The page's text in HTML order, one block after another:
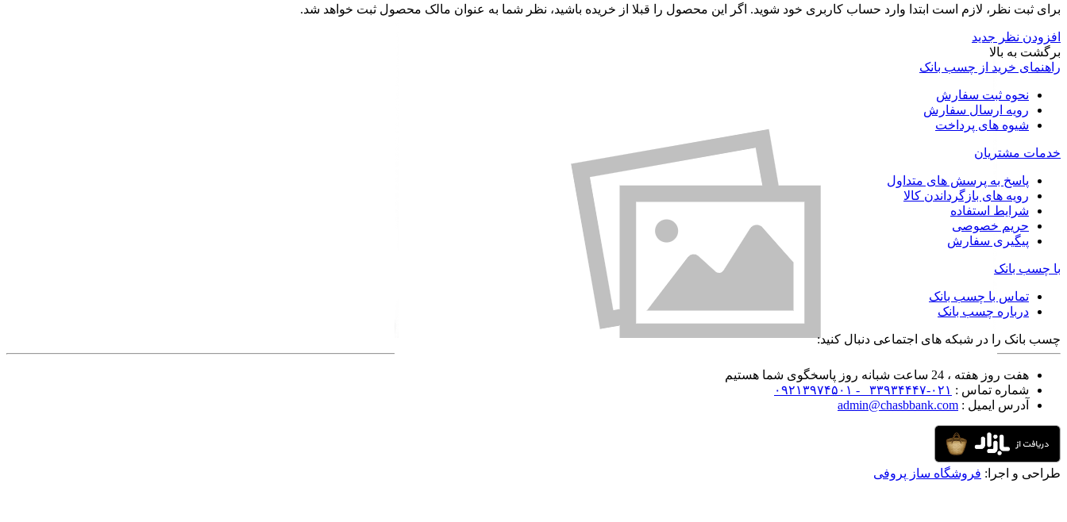
برای ثبت نظر، لازم است ابتدا وارد حساب کاربری خود شوید. اگر این محصول را قبلا از خریده باشید، نظر شما به عنوان مالک محصول ثبت خواهد شد.
افزودن نظر جدید
برگشت به بالا
راهنمای خرید از چسب بانک
نحوه ثبت سفارش
رویه ارسال سفارش
شیوه های پرداخت
خدمات مشتریان
پاسخ به پرسش های متداول
رویه های بازگرداندن کالا
شرایط استفاده
حریم خصوصی
پیگیری سفارش
با چسب بانک
تماس با چسب بانک
درباره چسب بانک
چسب بانک را در شبکه های اجتماعی دنبال کنید:
هفت روز هفته ، 24 ساعت شبانه روز پاسخگوی شما هستیم
شماره تماس : ۰۲۱-۳۳۹۳۴۴۴۷ -
۰۹۲۱۳۹۷۴۵۰۱
آدرس ایمیل : admin@chasbbank.com
طراحی و اجرا: فروشگاه ساز پروفی